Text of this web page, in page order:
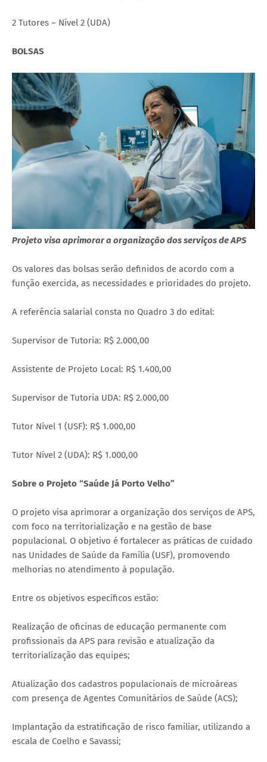
2 Tutores – Nível 2 (UDA)
BOLSAS
Projeto visa aprimorar a organização dos serviços de APS
Os valores das bolsas serão definidos de acordo com a
função exercida, as necessidades e prioridades do projeto.
A referência salarial consta no Quadro 3 do edital:
Supervisor de Tutoria: R$ 2.000,00
Assistente de Projeto Local: R$ 1.400,00
Supervisor de Tutoria UDA: R$ 2.000,00
Tutor Nível 1 (USF): R$ 1.000,00
Tutor Nível 2 (UDA): R$ 1.000,00
Sobre o Projeto “Saúde Já Porto Velho”
O projeto visa aprimorar a organização dos serviços de APS,
com foco na territorialização e na gestão de base
populacional. O objetivo é fortalecer as práticas de cuidado
nas Unidades de Saúde da Família (USF), promovendo
melhorias no atendimento à população.
Entre os objetivos específicos estão:
Realização de oficinas de educação permanente com
profissionais da APS para revisão e atualização da
territorialização das equipes;
Atualização dos cadastros populacionais de microáreas
com presença de Agentes Comunitários de Saúde (ACS);
Implantação da estratificação de risco familiar, utilizando a
escala de Coelho e Savassi;